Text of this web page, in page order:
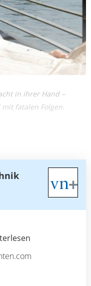
in ihrer Hand –
fatalen Folgen.